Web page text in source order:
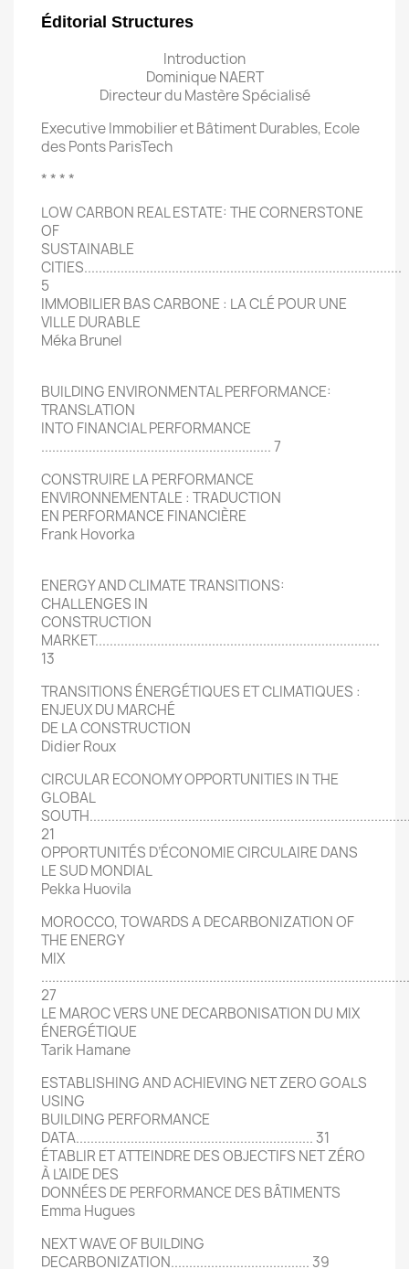
Éditorial Structures
Introduction
Dominique NAERT
Directeur du Mastère Spécialisé
Executive Immobilier et Bâtiment Durables, Ecole
des Ponts ParisTech
* * * *
LOW CARBON REAL ESTATE: THE CORNERSTONE
OF
SUSTAINABLE
CITIES.......................................................................................
5
IMMOBILIER BAS CARBONE : LA CLÉ POUR UNE
VILLE DURABLE
Méka Brunel
BUILDING ENVIRONMENTAL PERFORMANCE:
TRANSLATION
INTO FINANCIAL PERFORMANCE
............................................................... 7
CONSTRUIRE LA PERFORMANCE
ENVIRONNEMENTALE : TRADUCTION
EN PERFORMANCE FINANCIÈRE
Frank Hovorka
ENERGY AND CLIMATE TRANSITIONS:
CHALLENGES IN
CONSTRUCTION
MARKET..............................................................................
13
TRANSITIONS ÉNERGÉTIQUES ET CLIMATIQUES :
ENJEUX DU MARCHÉ
DE LA CONSTRUCTION
Didier Roux
CIRCULAR ECONOMY OPPORTUNITIES IN THE
GLOBAL
21
OPPORTUNITÉS D’ÉCONOMIE CIRCULAIRE DANS
LE SUD MONDIAL
Pekka Huovila
MOROCCO, TOWARDS A DECARBONIZATION OF
THE ENERGY
MIX
27
LE MAROC VERS UNE DECARBONISATION DU MIX
ÉNERGÉTIQUE
Tarik Hamane
ESTABLISHING AND ACHIEVING NET ZERO GOALS
USING
BUILDING PERFORMANCE
DATA................................................................. 31
ÉTABLIR ET ATTEINDRE DES OBJECTIFS NET ZÉRO
À L’AIDE DES
DONNÉES DE PERFORMANCE DES BÂTIMENTS
Emma Hugues
NEXT WAVE OF BUILDING
DECARBONIZATION...................................... 39